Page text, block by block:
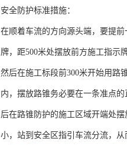
安全防护标准措施：
在顺着车流的方向源头端，要提
牌，距500米处摆放前方施工指示
然后在施工标段前300米开始用路
内，摆放路锥务必要在一条准点
后在路锥防护的施工区域开端处
小，站到安全区指引车流分流，从